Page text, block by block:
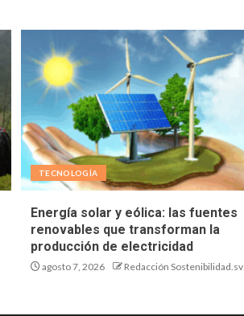
TECNOLOGÍA
Energía solar y eólica: las fuentes
renovables que transforman la
producción de electricidad
agosto 7, 2026 Redacción Sostenibilidad.sv